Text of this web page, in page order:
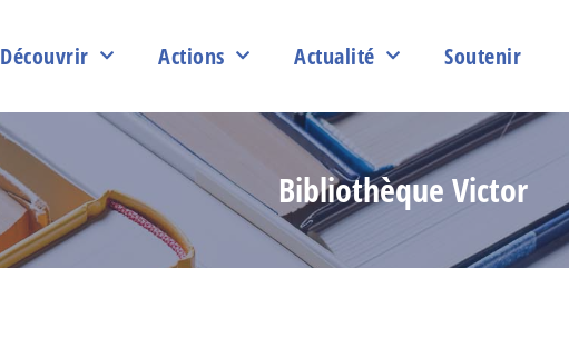
Découvrir Actions Actualité Soutenir
Bibliothèque Victor